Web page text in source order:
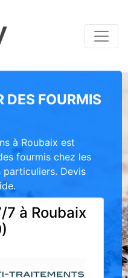
DES FOURMIS
à Roubaix est
fourmis chez les
particuliers. Devis
à Roubaix